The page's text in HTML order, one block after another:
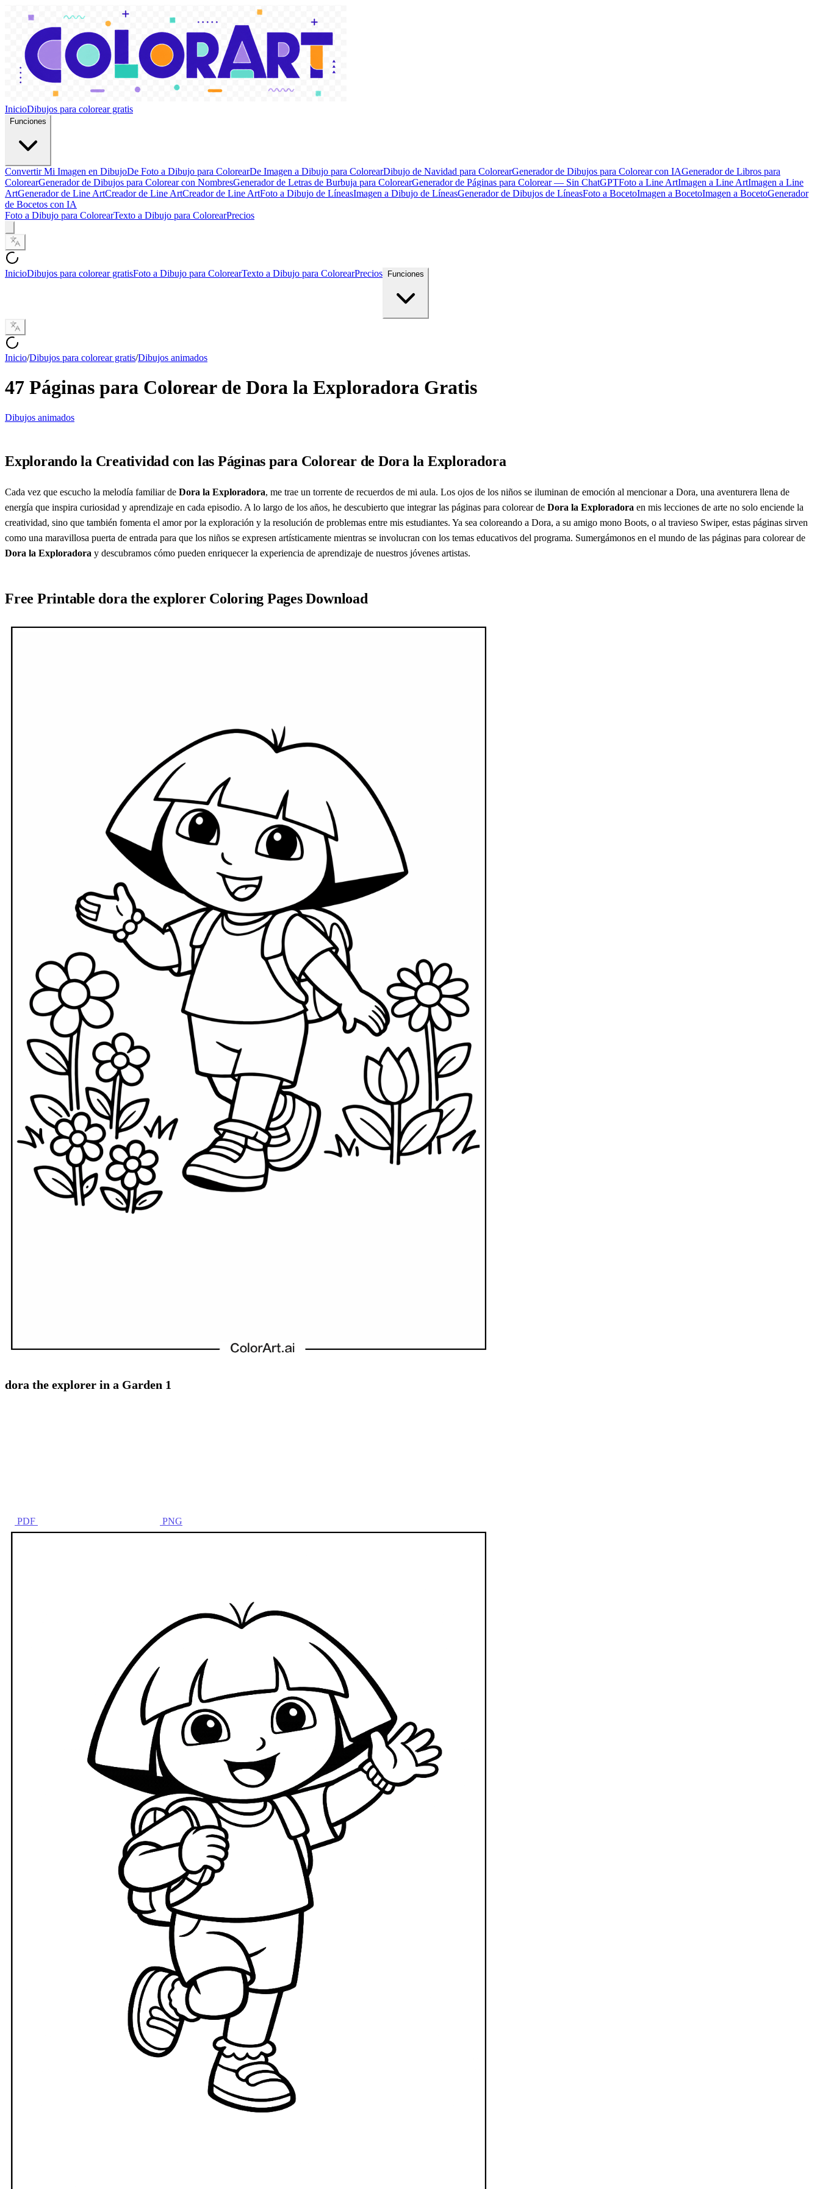
InicioDibujos para colorear gratis
Funciones
Convertir Mi Imagen en DibujoDe Foto a Dibujo para ColorearDe Imagen a Dibujo para ColorearDibujo de Navidad para ColorearGenerador de Dibujos para Colorear con IAGenerador de Libros para
ColorearGenerador de Dibujos para Colorear con NombresGenerador de Letras de Burbuja para ColorearGenerador de Páginas para Colorear — Sin ChatGPTFoto a Line ArtImagen a Line ArtImagen a Line
ArtGenerador de Line ArtCreador de Line ArtCreador de Line ArtFoto a Dibujo de LíneasImagen a Dibujo de LíneasGenerador de Dibujos de LíneasFoto a BocetoImagen a BocetoImagen a BocetoGenerador
de Bocetos con IA
Foto a Dibujo para ColorearTexto a Dibujo para ColorearPrecios
InicioDibujos para colorear gratisFoto a Dibujo para ColorearTexto a Dibujo para ColorearPrecios Funciones
Inicio/Dibujos para colorear gratis/Dibujos animados
47 Páginas para Colorear de Dora la Exploradora Gratis
Dibujos animados
Explorando la Creatividad con las Páginas para Colorear de Dora la Exploradora
Cada vez que escucho la melodía familiar de Dora la Exploradora, me trae un torrente de recuerdos de mi aula. Los ojos de los niños se iluminan de emoción al mencionar a Dora, una aventurera llena de
energía que inspira curiosidad y aprendizaje en cada episodio. A lo largo de los años, he descubierto que integrar las páginas para colorear de Dora la Exploradora en mis lecciones de arte no solo enciende la
creatividad, sino que también fomenta el amor por la exploración y la resolución de problemas entre mis estudiantes. Ya sea coloreando a Dora, a su amigo mono Boots, o al travieso Swiper, estas páginas sirven
como una maravillosa puerta de entrada para que los niños se expresen artísticamente mientras se involucran con los temas educativos del programa. Sumergámonos en el mundo de las páginas para colorear de
Dora la Exploradora y descubramos cómo pueden enriquecer la experiencia de aprendizaje de nuestros jóvenes artistas.
Free Printable dora the explorer Coloring Pages Download
dora the explorer in a Garden 1
PDF PNG